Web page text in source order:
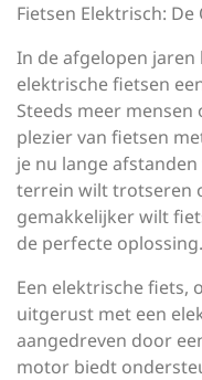
Fietsen Elektrisch:
In de afgelopen
elektrische fietsen
Steeds meer
plezier van fietsen
je nu lange
terrein wilt trotseren
gemakkelijker wilt
de perfecte oplossing.
Een elektrische fiets,
uitgerust met een
aangedreven door
motor biedt